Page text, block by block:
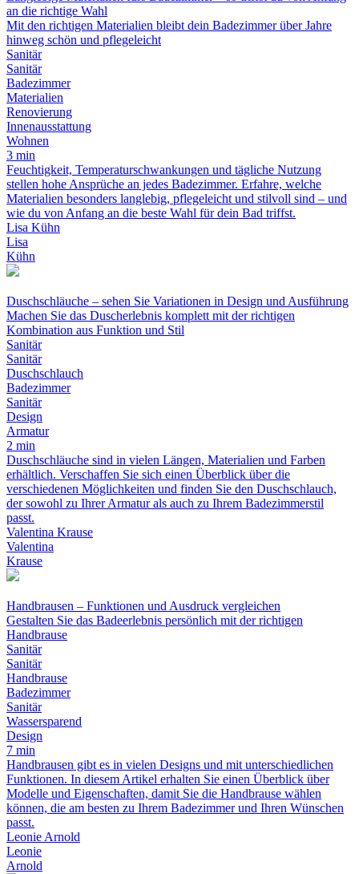
an die richtige Wahl
Mit den richtigen Materialien bleibt dein Badezimmer über Jahre
hinweg schön und pflegeleicht
Sanitär
Sanitär
Badezimmer
Materialien
Renovierung
Innenausstattung
Wohnen
3 min
Feuchtigkeit, Temperaturschwankungen und tägliche Nutzung
stellen hohe Ansprüche an jedes Badezimmer. Erfahre, welche
Materialien besonders langlebig, pflegeleicht und stilvoll sind – und
wie du von Anfang an die beste Wahl für dein Bad triffst.
Lisa Kühn
Lisa
Kühn
Duschschläuche – sehen Sie Variationen in Design und Ausführung
Machen Sie das Duscherlebnis komplett mit der richtigen
Kombination aus Funktion und Stil
Sanitär
Sanitär
Duschschlauch
Badezimmer
Sanitär
Design
Armatur
2 min
Duschschläuche sind in vielen Längen, Materialien und Farben
erhältlich. Verschaffen Sie sich einen Überblick über die
verschiedenen Möglichkeiten und finden Sie den Duschschlauch,
der sowohl zu Ihrer Armatur als auch zu Ihrem Badezimmerstil
passt.
Valentina Krause
Valentina
Krause
Handbrausen – Funktionen und Ausdruck vergleichen
Gestalten Sie das Badeerlebnis persönlich mit der richtigen
Handbrause
Sanitär
Sanitär
Handbrause
Badezimmer
Sanitär
Wassersparend
Design
7 min
Handbrausen gibt es in vielen Designs und mit unterschiedlichen
Funktionen. In diesem Artikel erhalten Sie einen Überblick über
Modelle und Eigenschaften, damit Sie die Handbrause wählen
können, die am besten zu Ihrem Badezimmer und Ihren Wünschen
passt.
Leonie Arnold
Leonie
Arnold